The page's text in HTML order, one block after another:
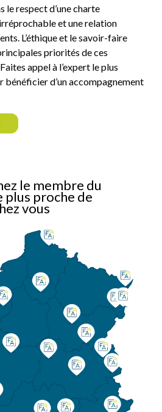
le respect d’une charte
et une relation
L’éthique et le savoir-faire
priorités de ces
appel à l’expert le plus
bénéficier d’un accompagnement
le membre du
plus proche de
vous